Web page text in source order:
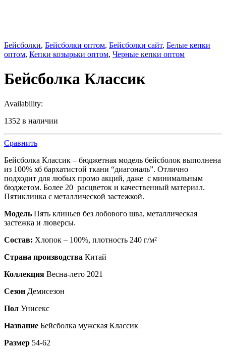
Бейсболки, Бейсболки оптом, Бейсболки сайт, Белые кепки
оптом, Кепки козырьки оптом, Черные кепки оптом
Бейсболка Классик
Availability:
1352 в наличии
Сравнить
Бейсболка Классик – бюджетная модель бейсболок выполнена
из 100% хб бархатистой ткани “диагональ”. Отлично
подходит для любых промо акций, даже с минимальным
бюджетом. Более 20 расцветок и качественный материал.
Пятиклинка с металлической застежкой.
Модель Пять клиньев без лобового шва, металлическая
застежка и люверсы.
Состав: Хлопок – 100%, плотность 240 г/м²
Страна производства Китай
Коллекция Весна-лето 2021
Сезон Демисезон
Пол Унисекс
Название Бейсболка мужская Классик
Размер 54-62